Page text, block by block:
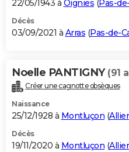
22/05/1943 à Oignies (Pas-
Décès
03/09/2021 à Arras (Pas-de-
Noelle PANTIGNY (91
Créer une cagnotte obsèques
Naissance
25/12/1928 à Montluçon (Allier
Décès
19/11/2020 à Montluçon (Allier